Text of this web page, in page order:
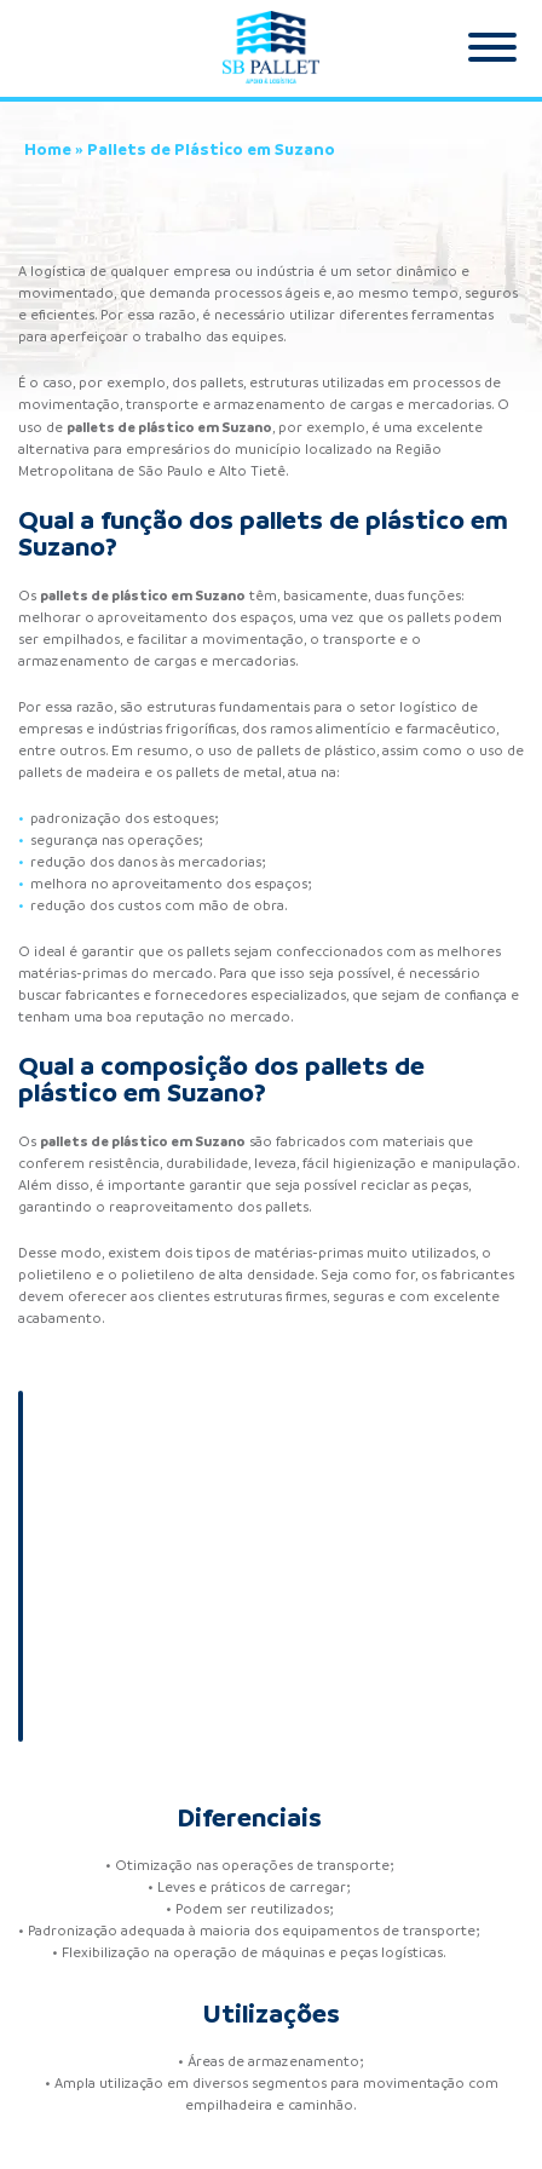
Home» Pallets de Plástico em Suzano
A logística de qualquer empresa ou indústria é um setor dinâmico e
movimentado, que demanda processos ágeis e, ao mesmo tempo, seguros
e eficientes. Por essa razão, é necessário utilizar diferentes ferramentas
para aperfeiçoar o trabalho das equipes.
É o caso, por exemplo, dos pallets, estruturas utilizadas em processos de
movimentação, transporte e armazenamento de cargas e mercadorias. O
uso de pallets de plástico em Suzano, por exemplo, é uma excelente
alternativa para empresários do município localizado na Região
Metropolitana de São Paulo e Alto Tietê.
Qual a função dos pallets de plástico em
Suzano?
Os pallets de plástico em Suzano têm, basicamente, duas funções:
melhorar o aproveitamento dos espaços, uma vez que os pallets podem
ser empilhados, e facilitar a movimentação, o transporte e o
armazenamento de cargas e mercadorias.
Por essa razão, são estruturas fundamentais para o setor logístico de
empresas e indústrias frigoríficas, dos ramos alimentício e farmacêutico,
entre outros. Em resumo, o uso de pallets de plástico, assim como o uso de
pallets de madeira e os pallets de metal, atua na:
padronização dos estoques;
segurança nas operações;
redução dos danos às mercadorias;
melhora no aproveitamento dos espaços;
redução dos custos com mão de obra.
O ideal é garantir que os pallets sejam confeccionados com as melhores
matérias-primas do mercado. Para que isso seja possível, é necessário
buscar fabricantes e fornecedores especializados, que sejam de confiança e
tenham uma boa reputação no mercado.
Qual a composição dos pallets de
plástico em Suzano?
Os pallets de plástico em Suzano são fabricados com materiais que
conferem resistência, durabilidade, leveza, fácil higienização e manipulação.
Além disso, é importante garantir que seja possível reciclar as peças,
garantindo o reaproveitamento dos pallets.
Desse modo, existem dois tipos de matérias-primas muito utilizados, o
polietileno e o polietileno de alta densidade. Seja como for, os fabricantes
devem oferecer aos clientes estruturas firmes, seguras e com excelente
acabamento.
Diferenciais
• Otimização nas operações de transporte;
• Leves e práticos de carregar;
• Podem ser reutilizados;
• Padronização adequada à maioria dos equipamentos de transporte;
• Flexibilização na operação de máquinas e peças logísticas.
Utilizações
• Áreas de armazenamento;
• Ampla utilização em diversos segmentos para movimentação com
empilhadeira e caminhão.